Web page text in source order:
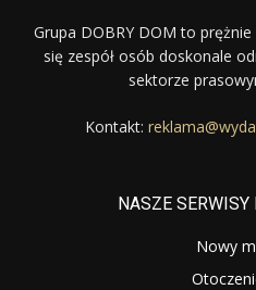
Grupa DOBRY DOM to
się zespół osób doskonale
sektorze
Kontakt:
NASZE SERWISY
Nowy